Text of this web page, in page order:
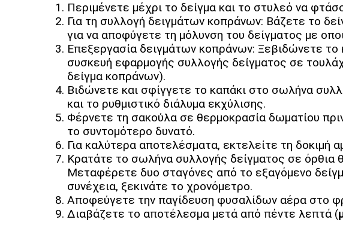
Περιμένετε μέχρι το δείγμα και το στυλεό να
Για τη συλλογή δειγμάτων κοπράνων: Βάζετε το
για να αποφύγετε τη μόλυνση του δείγματος με
Επεξεργασία δειγμάτων κοπράνων: Ξεβιδώνετε
συσκευή εφαρμογής συλλογής δείγματος σε
δείγμα κοπράνων).
Βιδώνετε και σφίγγετε το καπάκι στο σωλήνα
και το ρυθμιστικό διάλυμα εκχύλισης.
Φέρνετε τη σακούλα σε θερμοκρασία δωματίου
το συντομότερο δυνατό.
Για καλύτερα αποτελέσματα, εκτελείτε τη δοκιμή
Κρατάτε το σωλήνα συλλογής δείγματος σε όρθια
Μεταφέρετε δυο σταγόνες από το εξαγόμενο
συνέχεια, ξεκινάτε το χρονόμετρο.
Αποφεύγετε την παγίδευση φυσαλίδων αέρα στο
Διαβάζετε το αποτέλεσμα μετά από πέντε λεπτά (